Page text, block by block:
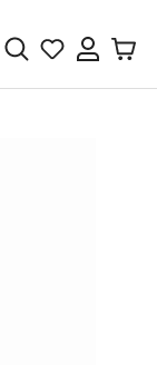
Du hast 0